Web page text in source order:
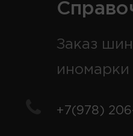
Заказ
иномарки
+7(978)